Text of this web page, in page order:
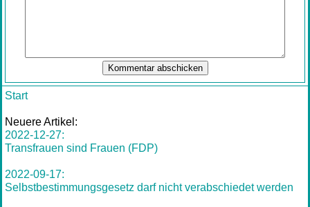
Start
Neuere Artikel:
2022-12-27:
Transfrauen sind Frauen (FDP)
2022-09-17:
Selbstbestimmungsgesetz darf nicht verabschiedet werden